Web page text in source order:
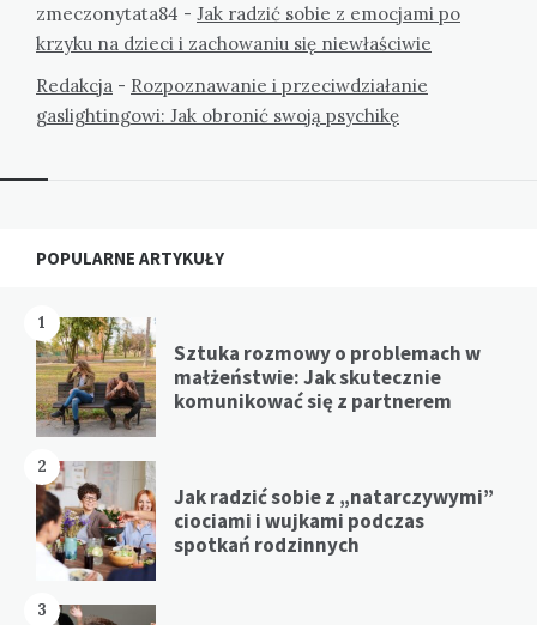
zmeczonytata84 - Jak radzić sobie z emocjami po
krzyku na dzieci i zachowaniu się niewłaściwie
Redakcja - Rozpoznawanie i przeciwdziałanie
gaslightingowi: Jak obronić swoją psychikę
Widgets
POPULARNE ARTYKUŁY
1
Sztuka rozmowy o problemach w
małżeństwie: Jak skutecznie
komunikować się z partnerem
2
Jak radzić sobie z „natarczywymi”
ciociami i wujkami podczas
spotkań rodzinnych
3